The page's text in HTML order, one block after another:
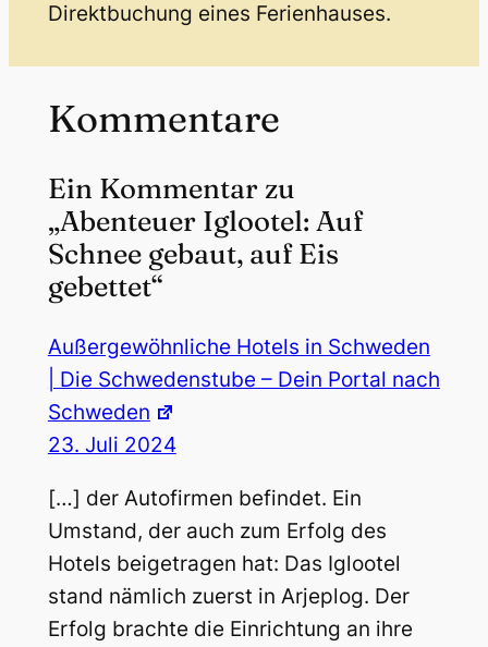
Direktbuchung eines Ferienhauses.
Kommentare
Ein Kommentar zu
„Abenteuer Iglootel: Auf
Schnee gebaut, auf Eis
gebettet“
Außergewöhnliche Hotels in Schweden
| Die Schwedenstube – Dein Portal nach
Schweden
23. Juli 2024
[…] der Autofirmen befindet. Ein
Umstand, der auch zum Erfolg des
Hotels beigetragen hat: Das Iglootel
stand nämlich zuerst in Arjeplog. Der
Erfolg brachte die Einrichtung an ihre